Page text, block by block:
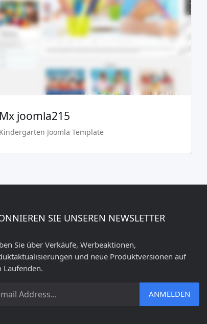
Demo
Kaufen €29.90
Mx joomla215
Kindergarten Joomla Template
SIE UNSEREN NEWSLETTER
Sie über Verkäufe, Werbeaktionen,
und neue Produktversionen auf
Laufenden.
ANMELDEN